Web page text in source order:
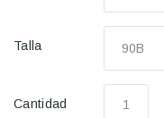
Talla
Cantidad